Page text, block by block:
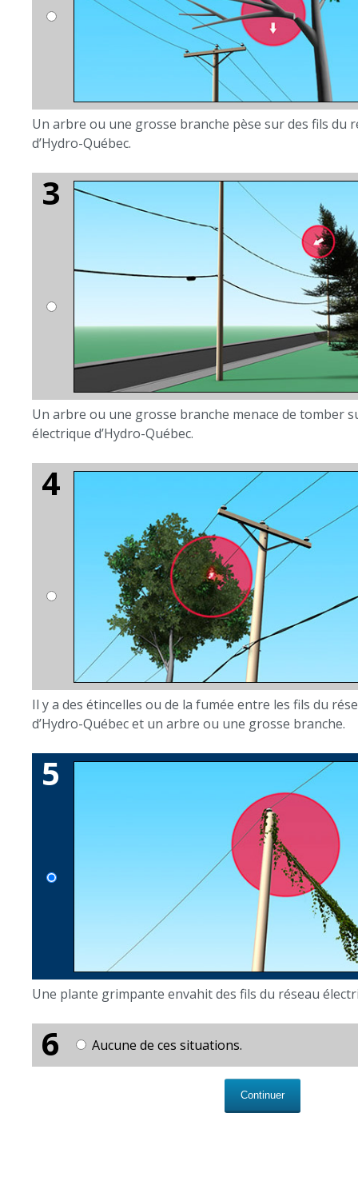
Un arbre ou une grosse branche pèse sur des fils du réseau
d’Hydro-Québec.
Un arbre ou une grosse branche menace de tomber sur
électrique d’Hydro-Québec.
Il y a des étincelles ou de la fumée entre les fils du réseau
d’Hydro-Québec et un arbre ou une grosse branche.
Aucune de ces situations.
Continuer